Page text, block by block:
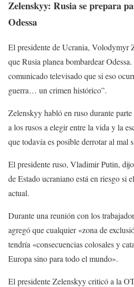
Zelenskyy: Rusia se prepara
Odessa
El presidente de Ucrania, Volodymyr
que Rusia planea bombardear
comunicado televisado que si eso
guerra… un crimen histórico”.
Zelenskyy habló en ruso durante
a los rusos a elegir entre la vida y la
que todavía es posible derrotar al mal
El presidente ruso, Vladimir Putin,
de Estado ucraniano está en riesgo si
actual.
Durante una reunión con los
agregó que cualquier «zona de
tendría «consecuencias colosales y
Europa sino para todo el mundo».
El presidente Zelenskyy criticó a la